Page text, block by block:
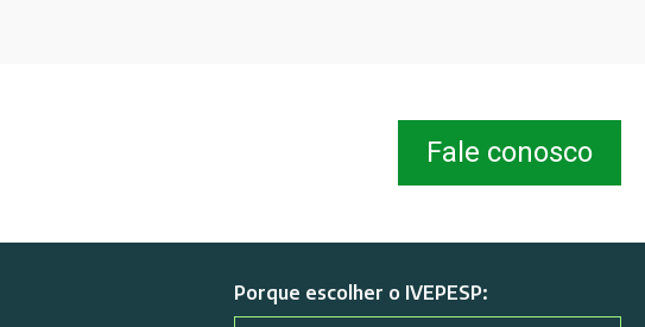
Fale conosco
Porque escolher o IVEPESP: